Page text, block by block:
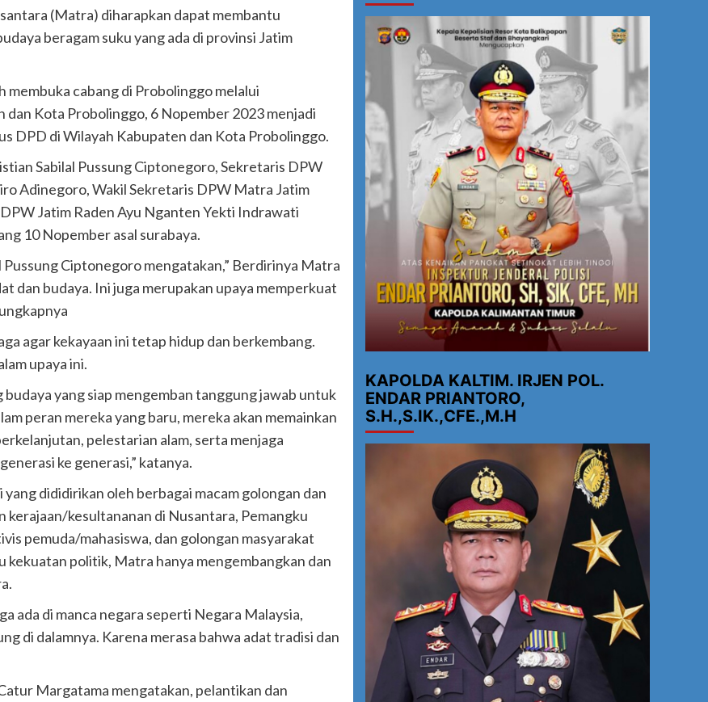
(Matra) diharapkan dapat membantu
beragam suku yang ada di provinsi Jatim
membuka cabang di Probolinggo melalui
Kota Probolinggo, 6 Nopember 2023 menjadi
DPD di Wilayah Kabupaten dan Kota Probolinggo.
Sabilal Pussung Ciptonegoro, Sekretaris DPW
Adinegoro, Wakil Sekretaris DPW Matra Jatim
Jatim Raden Ayu Nganten Yekti Indrawati
10 Nopember asal surabaya.
Ciptonegoro mengatakan,” Berdirinya Matra
dan budaya. Ini juga merupakan upaya memperkuat
agar kekayaan ini tetap hidup dan berkembang.
upaya ini.
yang siap mengemban tanggung jawab untuk
peran mereka yang baru, mereka akan memainkan
pelestarian alam, serta menjaga
ke generasi,” katanya.
dididirikan oleh berbagai macam golongan dan
kerajaan/kesultananan di Nusantara, Pemangku
pemuda/mahasiswa, dan golongan masyarakat
kekuatan politik, Matra hanya mengembangkan dan
ada di manca negara seperti Negara Malaysia,
di dalamnya. Karena merasa bahwa adat tradisi dan
Margatama mengatakan, pelantikan dan
KAPOLDA KALTIM. IRJEN POL.
ENDAR PRIANTORO,
S.H.,S.IK.,CFE.,M.H